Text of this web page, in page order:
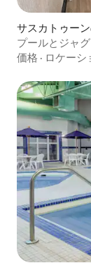
サスカトゥー
プールとジャ
価格 · ロケーシ